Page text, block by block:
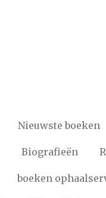
Nieuwste boeken
Biografieën
boeken